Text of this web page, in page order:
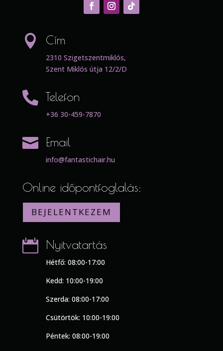
 Cím
2310 Szigetszentmiklós,
Szent Miklós útja 12/2/D
 Telefon
+36 30-459-7870
 Email
info@fantastichair.hu
Online időpontfoglalás:
BEJELENTKEZEM
 Nyitvatartás
Hétfő: 08:00-17:00
Kedd: 10:00-19:00
Szerda: 08:00-17:00
Csütörtök: 10:00-19:00
Péntek: 08:00-19:00